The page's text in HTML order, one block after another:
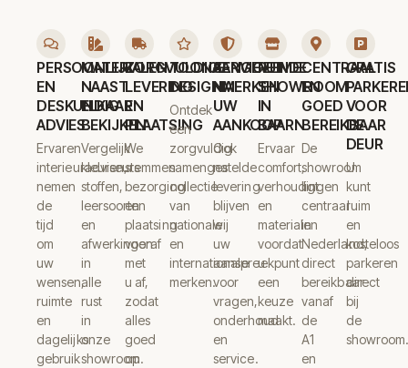
PERSOONLIJK
EN
DESKUNDIG
ADVIES
Ervaren
interieuradviseurs
nemen
de
tijd
om
uw
wensen,
ruimte
en
dagelijks
gebruik
MATERIALEN
NAAST
ELKAAR
BEKIJKEN
Vergelijk
kleuren,
stoffen,
leersoorten
en
afwerkingen
in
alle
rust
in
onze
showroom.
ZORGVULDIGE
LEVERING
EN
PLAATSING
We
stemmen
bezorging
en
plaatsing
vooraf
met
u af,
zodat
alles
goed
op
TOONAANGEVENDE
DESIGNMERKEN
Ontdek
een
zorgvuldig
samengestelde
collectie
van
nationale
en
internationale
merken.
SERVICE
NA
UW
AANKOOP
Ook
na
levering
blijven
wij
uw
aanspreekpunt
voor
vragen,
onderhoud
en
service.
RUIME
SHOWROOM
IN
BAARN
Ervaar
comfort,
verhoudingen
en
materialen
voordat
u
een
keuze
maakt.
CENTRAAL
EN
GOED
BEREIKBAAR
De
showroom
ligt
centraal
in
Nederland,
direct
bereikbaar
vanaf
de
A1
en
GRATIS
VOOR
DE
DEUR
U
kunt
ruim
en
kosteloos
parkeren
direct
bij
de